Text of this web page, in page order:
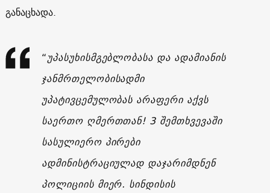
განაცხადა.
“უპასუხისმგებლობასა და ადამიანის
ჯანმრთელობისადმი
უპატივცემულობას არაფერი აქვს
საერთო ღმერთთან! 3 შემთხვევაში
სასულიერო პირები
ადმინისტრაციულად დაჯარიმდნენ
პოლიციის მიერ. სინდისის